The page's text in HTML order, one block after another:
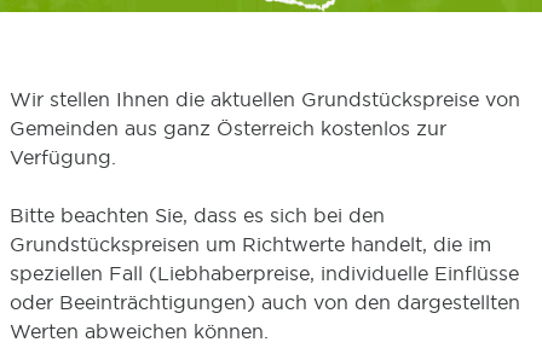
Wir stellen Ihnen die aktuellen Grundstückspreise von
Gemeinden aus ganz Österreich kostenlos zur
Verfügung.
Bitte beachten Sie, dass es sich bei den
Grundstückspreisen um Richtwerte handelt, die im
speziellen Fall (Liebhaberpreise, individuelle Einflüsse
oder Beeinträchtigungen) auch von den dargestellten
Werten abweichen können.